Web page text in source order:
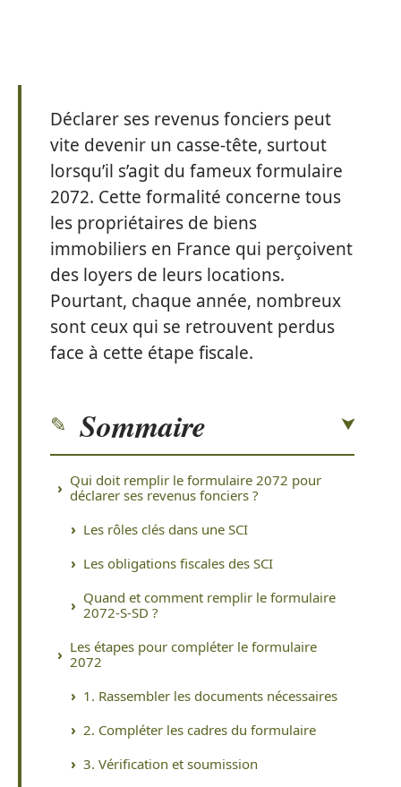
Déclarer ses revenus fonciers peut
vite devenir un casse-tête, surtout
lorsqu’il s’agit du fameux formulaire
2072. Cette formalité concerne tous
les propriétaires de biens
immobiliers en France qui perçoivent
des loyers de leurs locations.
Pourtant, chaque année, nombreux
sont ceux qui se retrouvent perdus
face à cette étape fiscale.
Sommaire
Qui doit remplir le formulaire 2072 pour
déclarer ses revenus fonciers ?
Les rôles clés dans une SCI
Les obligations fiscales des SCI
Quand et comment remplir le formulaire
2072-S-SD ?
Les étapes pour compléter le formulaire
2072
1. Rassembler les documents nécessaires
2. Compléter les cadres du formulaire
3. Vérification et soumission